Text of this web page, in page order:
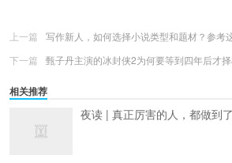
上一篇
写作新人，如何选择小说类型和题材？参考
下一篇
甄子丹主演的冰封侠2为何要等到四年后才
相关推荐
夜读 | 真正厉害的人，都做到